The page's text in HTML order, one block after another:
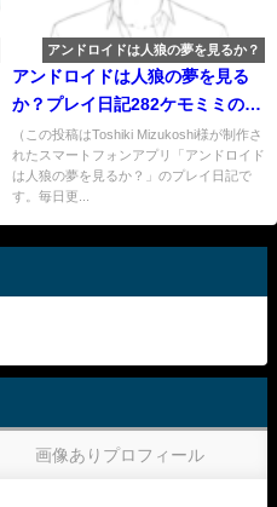
アンドロイドは人狼の夢を見るか？
アンドロイドは人狼の夢を見る
か？プレイ日記282ケモミミの立
ち絵が尽きた猫又６
（この投稿はToshiki Mizukoshi様が制作さ
れたスマートフォンアプリ「アンドロイド
は人狼の夢を見るか？」のプレイ日記で
す。毎日更...
画像ありプロフィール